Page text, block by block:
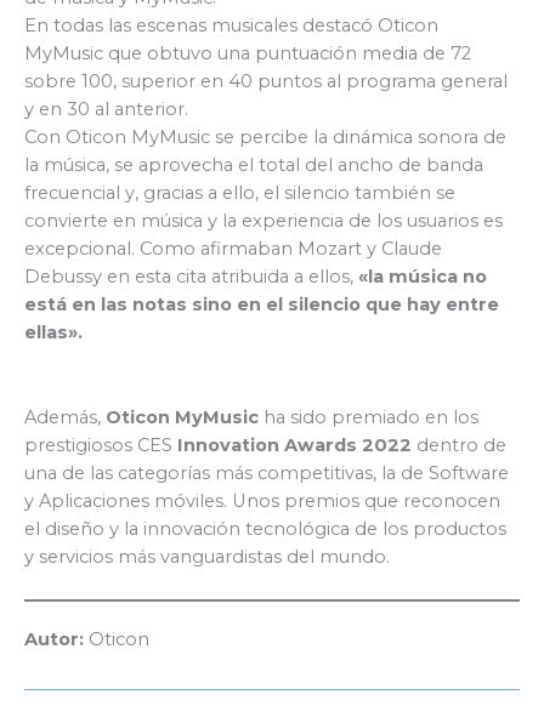
En todas las escenas musicales destacó Oticon
MyMusic que obtuvo una puntuación media de 72
sobre 100, superior en 40 puntos al programa general
y en 30 al anterior.
Con Oticon MyMusic se percibe la dinámica sonora de
la música, se aprovecha el total del ancho de banda
frecuencial y, gracias a ello, el silencio también se
convierte en música y la experiencia de los usuarios es
excepcional. Como afirmaban Mozart y Claude
Debussy en esta cita atribuida a ellos, «la música no
está en las notas sino en el silencio que hay entre
ellas».
Además, Oticon MyMusic ha sido premiado en los
prestigiosos CES Innovation Awards 2022 dentro de
una de las categorías más competitivas, la de Software
y Aplicaciones móviles. Unos premios que reconocen
el diseño y la innovación tecnológica de los productos
y servicios más vanguardistas del mundo.
Autor: Oticon